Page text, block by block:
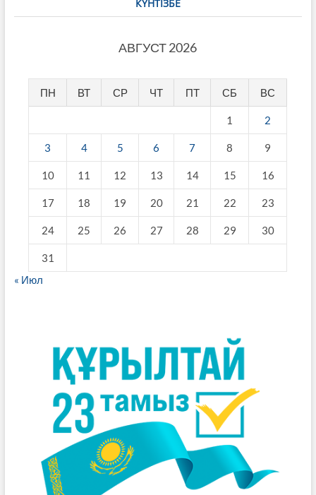
КҮНТІЗБЕ
АВГУСТ 2026
ПН ВТ СР ЧТ ПТ СБ ВС
1 2
3 4 5 6 7 8 9
10 11 12 13 14 15 16
17 18 19 20 21 22 23
24 25 26 27 28 29 30
31
« Июл